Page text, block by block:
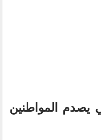
يصدم المواطنين